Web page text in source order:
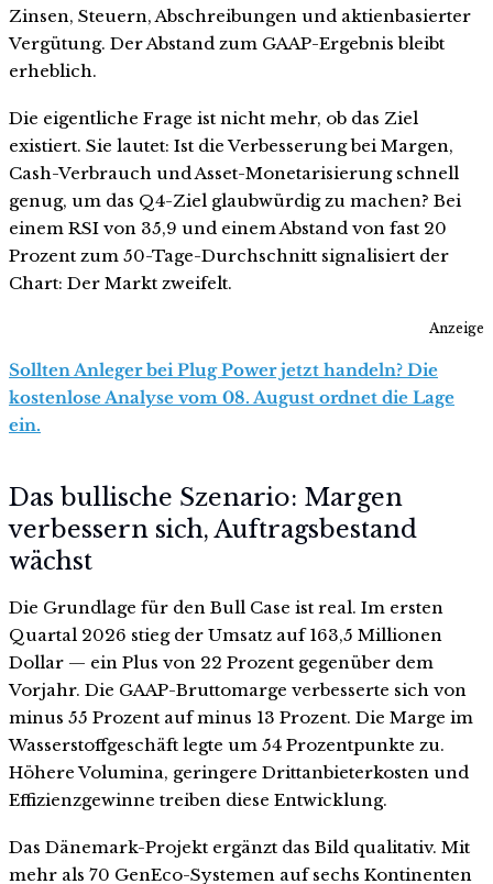
Zinsen, Steuern, Abschreibungen und aktienbasierter
Vergütung. Der Abstand zum GAAP-Ergebnis bleibt
erheblich.
Die eigentliche Frage ist nicht mehr, ob das Ziel
existiert. Sie lautet: Ist die Verbesserung bei Margen,
Cash-Verbrauch und Asset-Monetarisierung schnell
genug, um das Q4-Ziel glaubwürdig zu machen? Bei
einem RSI von 35,9 und einem Abstand von fast 20
Prozent zum 50-Tage-Durchschnitt signalisiert der
Chart: Der Markt zweifelt.
Anzeige
Sollten Anleger bei Plug Power jetzt handeln? Die
kostenlose Analyse vom 08. August ordnet die Lage
ein.
Das bullische Szenario: Margen
verbessern sich, Auftragsbestand
wächst
Die Grundlage für den Bull Case ist real. Im ersten
Quartal 2026 stieg der Umsatz auf 163,5 Millionen
Dollar — ein Plus von 22 Prozent gegenüber dem
Vorjahr. Die GAAP-Bruttomarge verbesserte sich von
minus 55 Prozent auf minus 13 Prozent. Die Marge im
Wasserstoffgeschäft legte um 54 Prozentpunkte zu.
Höhere Volumina, geringere Drittanbieterkosten und
Effizienzgewinne treiben diese Entwicklung.
Das Dänemark-Projekt ergänzt das Bild qualitativ. Mit
mehr als 70 GenEco-Systemen auf sechs Kontinenten